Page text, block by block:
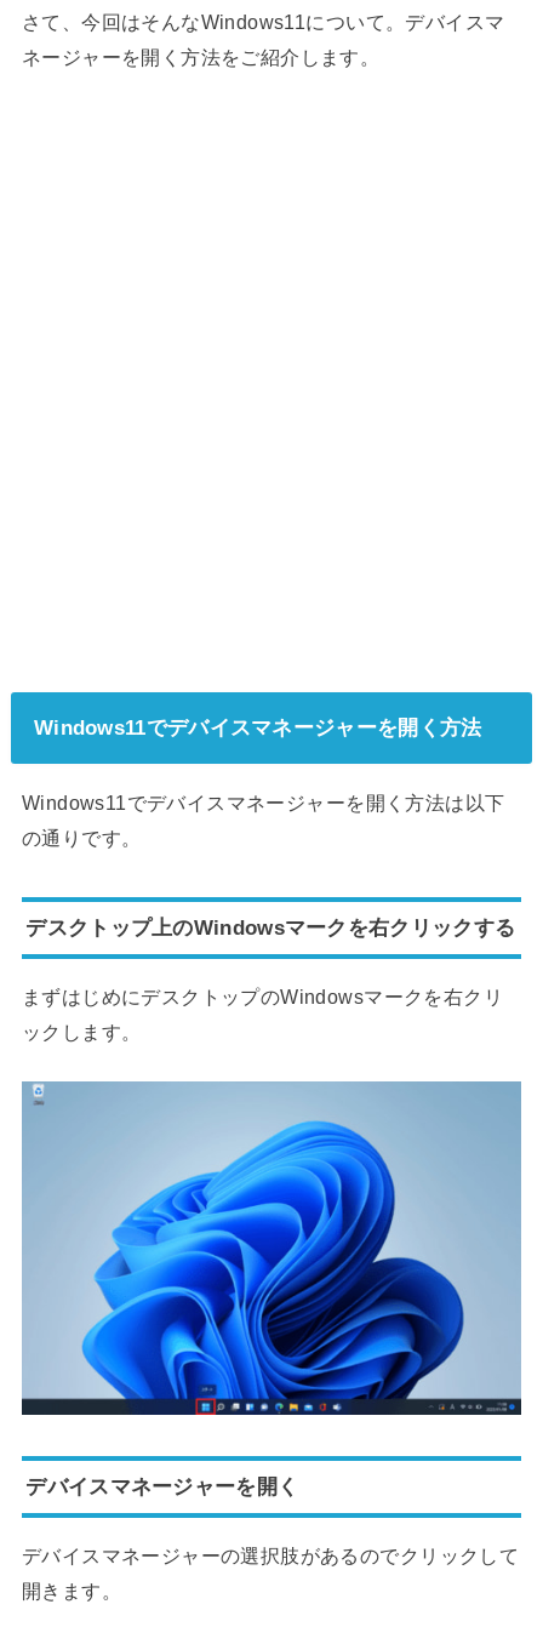
さて、今回はそんなWindows11について。デバイスマ
ネージャーを開く方法をご紹介します。
Windows11でデバイスマネージャーを開く方法
Windows11でデバイスマネージャーを開く方法は以下
の通りです。
デスクトップ上のWindowsマークを右クリックする
まずはじめにデスクトップのWindowsマークを右クリ
ックします。
デバイスマネージャーを開く
デバイスマネージャーの選択肢があるのでクリックして
開きます。